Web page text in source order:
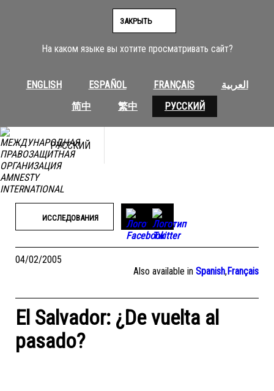
На каком языке вы хотите просматривать сайт?
ENGLISH ESPAÑOL FRANÇAIS
العربية
简中
繁中 РУССКИЙ
ЗАКРЫТЬ
РУССКИЙ
ИССЛЕДОВАНИЯ
04/02/2005
Also available in Spanish,Français
El Salvador: ¿De vuelta al
pasado?